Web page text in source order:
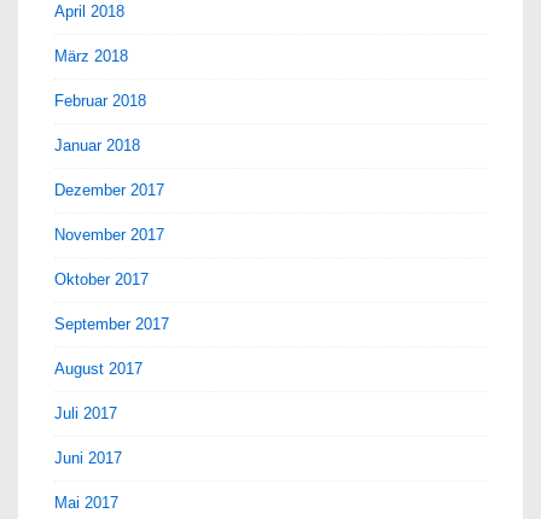
April 2018
März 2018
Februar 2018
Januar 2018
Dezember 2017
November 2017
Oktober 2017
September 2017
August 2017
Juli 2017
Juni 2017
Mai 2017